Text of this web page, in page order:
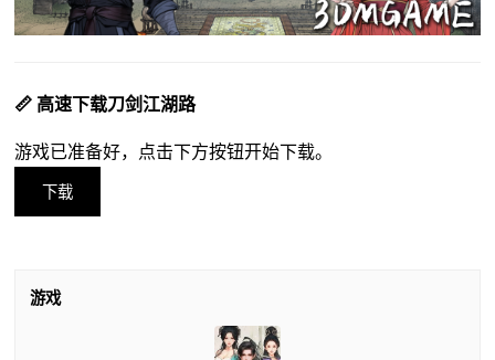
📏 高速下载刀剑江湖路
游戏已准备好，点击下方按钮开始下载。
下载
游戏